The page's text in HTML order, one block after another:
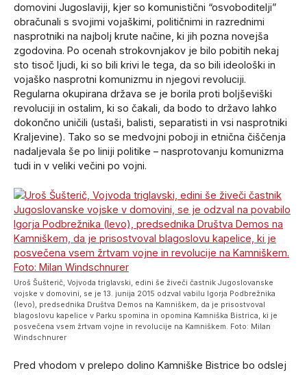
domovini Jugoslaviji, kjer so komunistični “osvoboditelji”
obračunali s svojimi vojaškimi, političnimi in razrednimi
nasprotniki na najbolj krute načine, ki jih pozna novejša
zgodovina. Po ocenah strokovnjakov je bilo pobitih nekaj
sto tisoč ljudi, ki so bili krivi le tega, da so bili ideološki in
vojaško nasprotni komunizmu in njegovi revoluciji.
Regularna okupirana država se je borila proti boljševiški
revoluciji in ostalim, ki so čakali, da bodo to državo lahko
dokončno uničili (ustaši, balisti, separatisti in vsi nasprotniki
Kraljevine). Tako so se medvojni poboji in etnična čiščenja
nadaljevala še po liniji politike – nasprotovanju komunizma
tudi in v veliki večini po vojni.
Uroš Šušterič, Vojvoda triglavski, edini še živeči častnik Jugoslovanske
vojske v domovini, se je 13. junija 2015 odzval vabilu Igorja Podbrežnika
(levo), predsednika Društva Demos na Kamniškem, da je prisostvoval
blagoslovu kapelice v Parku spomina in opomina Kamniška Bistrica, ki je
posvečena vsem žrtvam vojne in revolucije na Kamniškem. Foto: Milan
Windschnurer
Pred vhodom v prelepo dolino Kamniške Bistrice bo odslej